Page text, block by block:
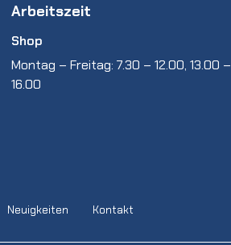
Arbeitszeit
Shop
Montag – Freitag: 7.30 – 12.00, 13.00 –
16.00
Neuigkeiten Kontakt